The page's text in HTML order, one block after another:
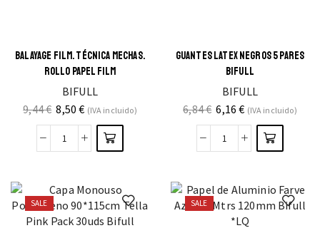
BALAYAGE FILM. TÉCNICA MECHAS.
ROLLO PAPEL FILM
BIFULL
9,44€ 8,50€ (IVA incluido)
GUANTES LATEX NEGROS 5 PARES
BIFULL
BIFULL
6,84€ 6,16€ (IVA incluido)
SALE SALE